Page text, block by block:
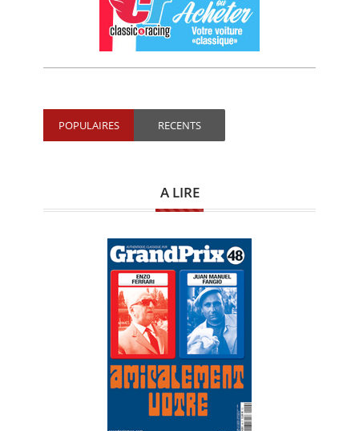
POPULAIRES RECENTS
A LIRE